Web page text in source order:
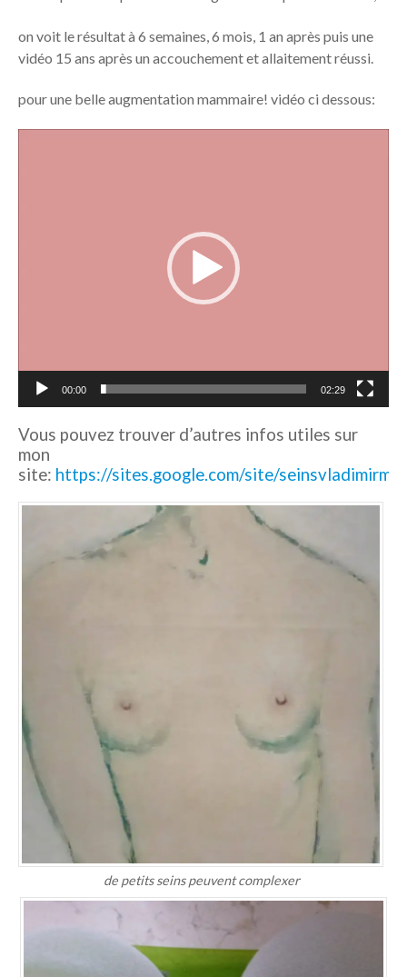
on voit le résultat à 6 semaines, 6 mois, 1 an après puis une
vidéo 15 ans après un accouchement et allaitement réussi.
pour une belle augmentation mammaire! vidéo ci dessous:
00:00 02:29
Vous pouvez trouver d’autres infos utiles sur
mon
site: https://sites.google.com/site/
de petits seins peuvent complexer